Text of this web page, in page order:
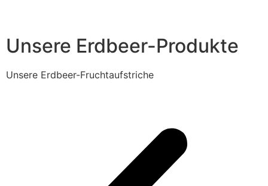
Unsere Erdbeer-Produkte
Unsere Erdbeer-Fruchtaufstriche